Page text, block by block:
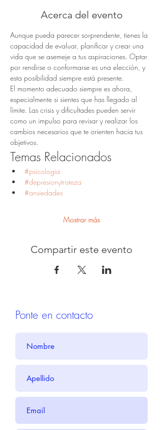
Acerca del evento
Aunque pueda parecer sorprendente, tienes la
capacidad de evaluar, planificar y crear una
vida que se asemeje a tus aspiraciones. Optar
por rendirse o conformarse es una elección, y
esta posibilidad siempre está presente.
El momento adecuado siempre es ahora,
especialmente si sientes que has llegado al
límite. Las crisis y dificultades pueden servir
como un impulso para revisar y realizar los
cambios necesarios que te orienten hacia tus
objetivos.
Temas Relacionados
#psicologia
#depresionytristeza
#ansiedades
Mostrar más
Compartir este evento
Ponte en contacto